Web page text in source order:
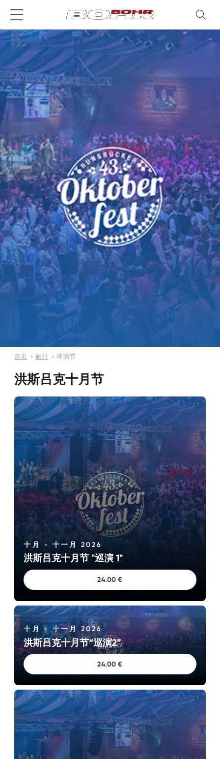
首页 旅行 啤酒节
洪斯吕克十月节
十月 - 十一月 2026
洪斯吕克十月节 "巡演 1"
24.00 €
十月 - 十一月 2026
洪斯吕克十月节“巡演2”
24.00 €